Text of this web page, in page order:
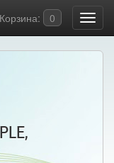
Корзина: 0